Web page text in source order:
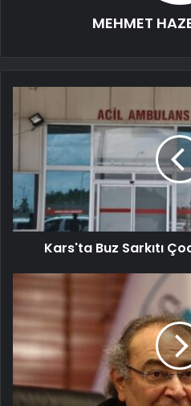
MEHMET
Kars'ta Buz Sarkıtı